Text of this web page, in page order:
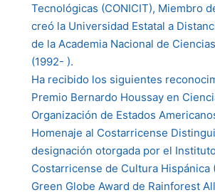
Tecnológicas (CONICIT), Miembro
creó la Universidad Estatal a
de la Academia Nacional de
(1992- ).
Ha recibido los siguientes
Premio Bernardo Houssay en
Organización de Estados
Homenaje al Costarricense
designación otorgada por el
Costarricense de Cultura Hispánica
Green Globe Award de Rainforest